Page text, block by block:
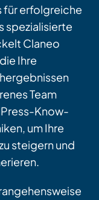
für erfolgreiche
spezialisierte
Claneo
Ihre
Team
Know-
um Ihre
steigern und